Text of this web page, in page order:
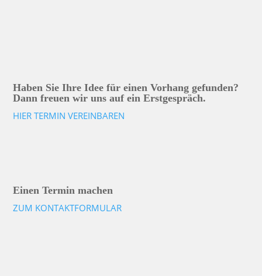
Haben Sie Ihre Idee für einen Vorhang gefunden?
Dann freuen wir uns auf ein Erstgespräch.
HIER TERMIN VEREINBAREN
Einen Termin machen
ZUM KONTAKTFORMULAR